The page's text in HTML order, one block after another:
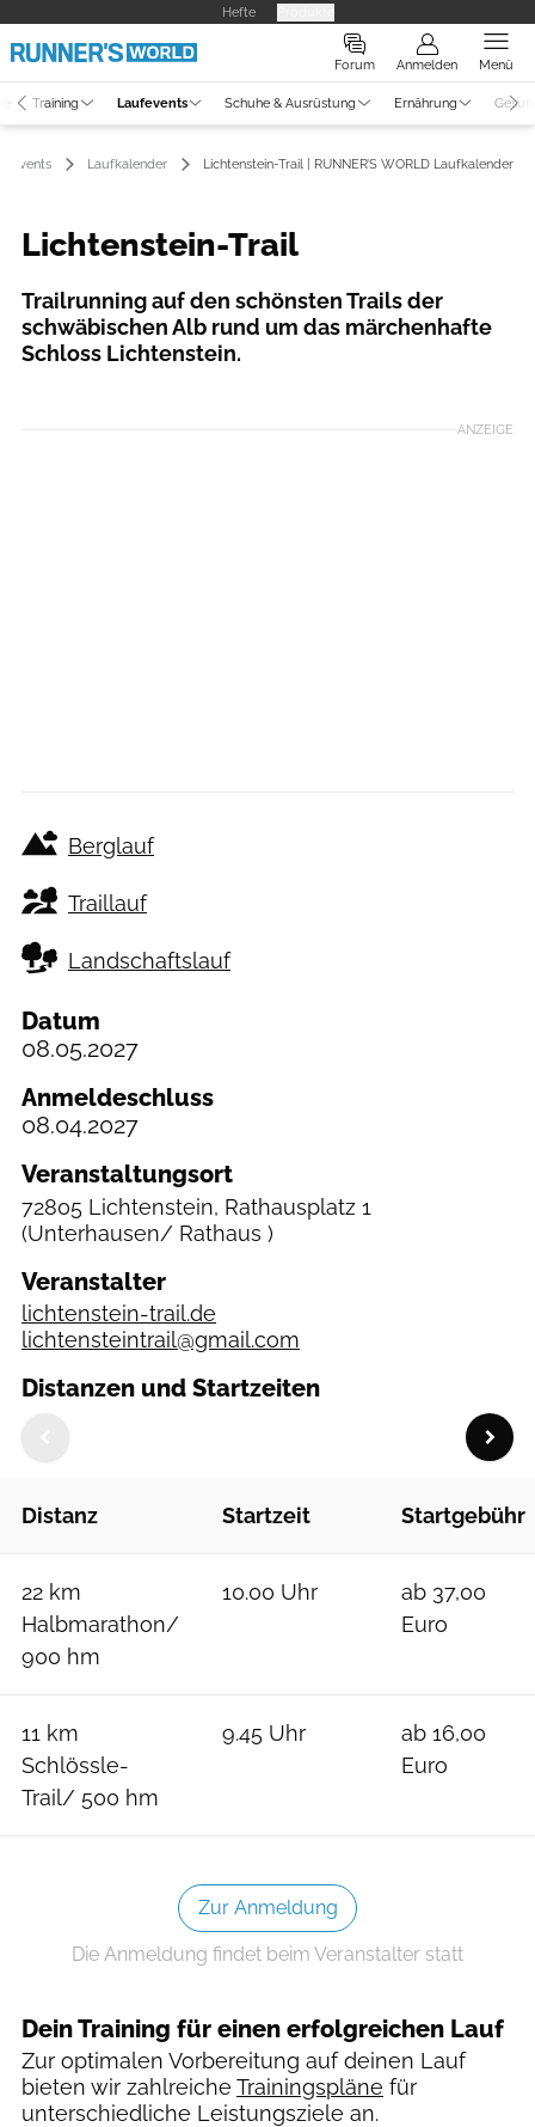
Hefte
Forum Anmelden Menü
Training Laufevents Schuhe & Ausrüstung Ernährung
Laufkalender Lichtenstein-Trail | RUNNER’S WORLD Laufkalender
Lichtenstein-Trail
Trailrunning auf den schönsten Trails der
schwäbischen Alb rund um das märchenhafte
Schloss Lichtenstein.
ANZEIGE
Berglauf
Traillauf
Landschaftslauf
Datum
08.05.2027
Anmeldeschluss
08.04.2027
Veranstaltungsort
72805 Lichtenstein, Rathausplatz 1
(Unterhausen/ Rathaus )
Veranstalter
lichtenstein-trail.de
lichtensteintrail@gmail.com
Distanzen und Startzeiten
Distanz Startzeit Startgebühr
22 km
Halbmarathon/
900 hm
10.00 Uhr
ab 37,00
Euro
11 km
Schlössle-
Trail/ 500 hm
9.45 Uhr
ab 16,00
Euro
Zur Anmeldung
Die Anmeldung findet beim Veranstalter statt
Dein Training für einen erfolgreichen Lauf
Zur optimalen Vorbereitung auf deinen Lauf
bieten wir zahlreiche Trainingspläne für
unterschiedliche Leistungsziele an.